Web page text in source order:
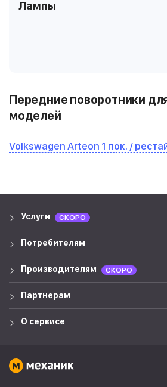
Лампы
Передние поворотники
моделей
Volkswagen Arteon 1 пок. /
Услуги СКОРО
Потребителям
Производителям СКОРО
Партнерам
О сервисе